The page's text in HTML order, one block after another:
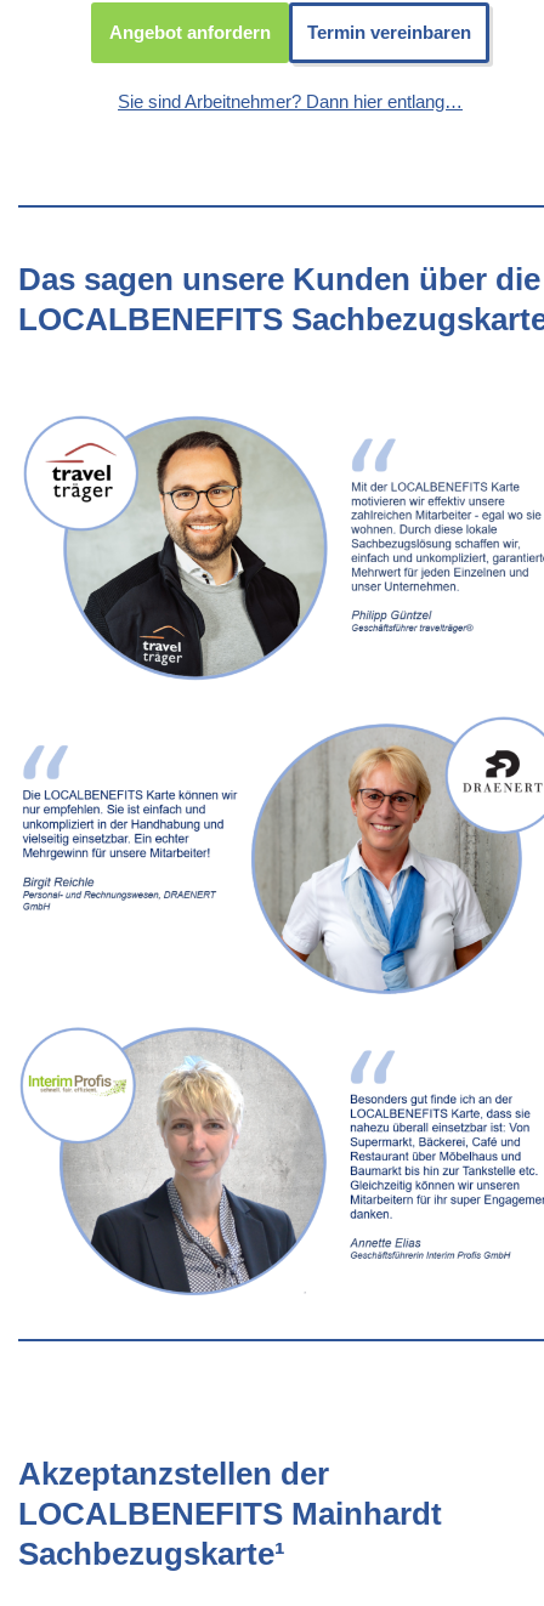
Angebot anfordern Termin vereinbaren
Sie sind Arbeitnehmer? Dann hier entlang…
Das sagen unsere Kunden über die
LOCALBENEFITS
Akzeptanzstellen der
LOCALBENEFITS Mainhardt
Sachbezugskarte¹